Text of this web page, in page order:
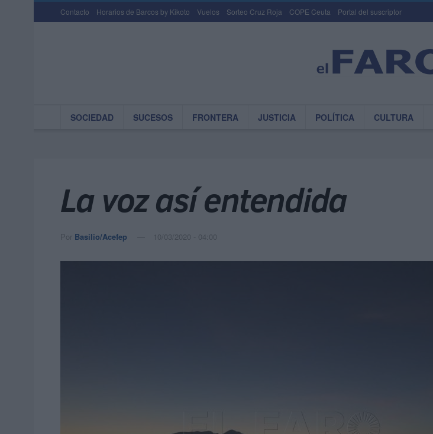
Contacto Horarios de Barcos by Kikoto Vuelos Sorteo Cruz Roja COPE Ceuta Portal del suscriptor
SOCIEDAD SUCESOS FRONTERA JUSTICIA POLÍTICA CULTURA
La voz así entendida
Por Basilio/Acefep 10/03/2020 - 04:00